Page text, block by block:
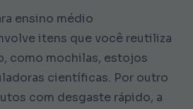
ensino médio
itens que você reutiliza
como mochilas, estojos
científicas. Por outro
com desgaste rápido, a